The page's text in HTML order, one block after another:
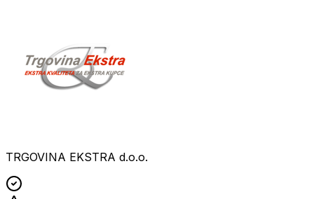
TRGOVINA EKSTRA d.o.o.